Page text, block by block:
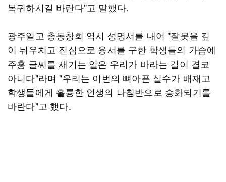
복귀하시길 바란다"고 말했다.
광주일고 총동창회 역시 성명서를 내어 "잘못을 깊
이 뉘우치고 진심으로 용서를 구한 학생들의 가슴에
주홍 글씨를 새기는 일은 우리가 바라는 길이 결코
아니다"라며 "우리는 이번의 뼈아픈 실수가 배재고
학생들에게 훌륭한 인생의 나침반으로 승화되기를
바란다"고 했다.